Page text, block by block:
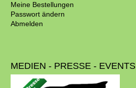
Meine Bestellungen
Passwort ändern
Abmelden
MEDIEN - PRESSE - EVENTS